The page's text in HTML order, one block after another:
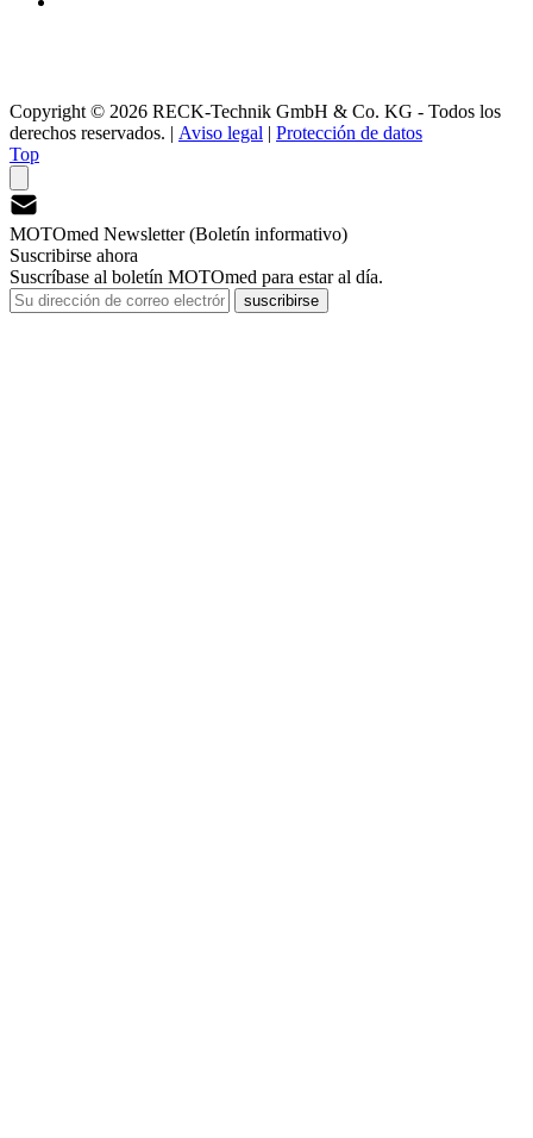
Copyright © 2026 RECK-Technik GmbH & Co. KG - Todos los
derechos reservados. | Aviso legal | Protección de datos
Top
MOTOmed Newsletter (Boletín informativo)
Suscribirse ahora
Suscríbase al boletín MOTOmed para estar al día.
suscribirse